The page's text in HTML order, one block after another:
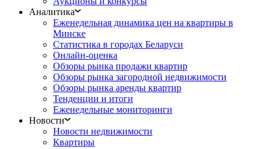
Аналитика
Еженедельная динамика цен на квартиры в
Минске
Статистика в городах Беларуси
Онлайн-оценка
Обзоры рынка продажи квартир
Обзоры рынка загородной недвижимости
Обзоры рынка аренды квартир
Тенденции и итоги
Еженедельные мониторинги
Новости
Новости недвижимости
Квартиры